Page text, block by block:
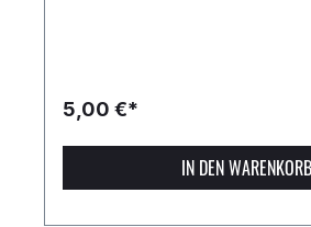
5,00 €*
IN DEN WARENKORB